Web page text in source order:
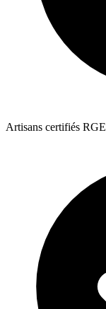
Artisans certifiés RGE